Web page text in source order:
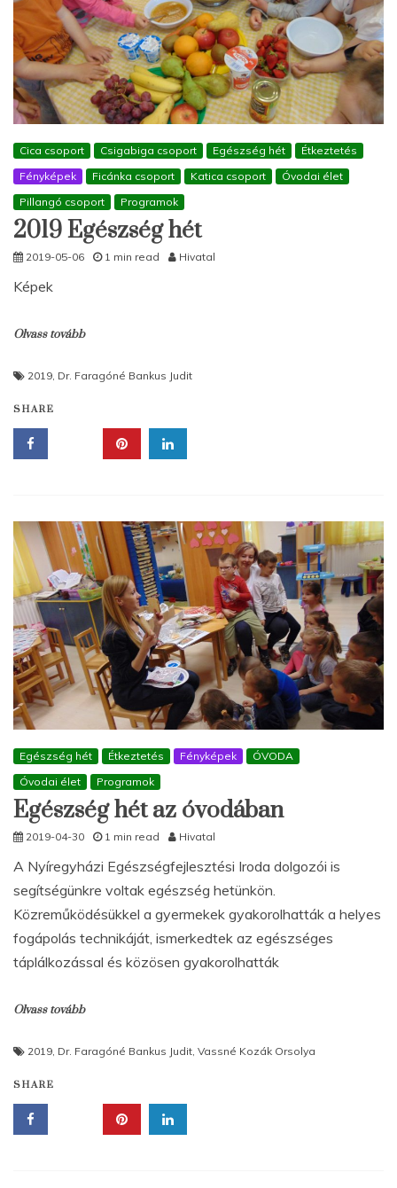
Cica csoport Csigabiga csoport Egészség hét
Étkeztetés
Fényképek
Ficánka csoport Katica csoport
Óvodai élet
Pillangó csoport
Programok
2019 Egészség hét
2019-05-06 1 min read Hivatal
Képek
Olvass tovább
2019 Dr. Faragóné Bankus Judit
SHARE
Egészség hét Étkeztetés Fényképek
ÓVODA
Óvodai élet
Programok
Egészség hét az óvodában
2019-04-30 1 min read Hivatal
A Nyíregyházi Egészségfejlesztési Iroda dolgozói is
segítségünkre voltak egészség hetünkön.
Közreműködésükkel a gyermekek gyakorolhatták a helyes
fogápolás technikáját, ismerkedtek az egészséges
táplálkozással és közösen gyakorolhatták
Olvass tovább
2019 Dr. Faragóné Bankus Judit Vassné Kozák Orsolya
SHARE